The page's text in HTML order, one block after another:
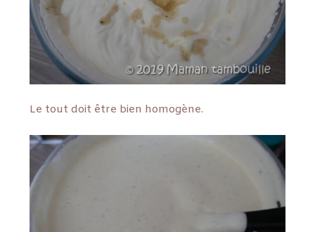
Le tout doit être bien homogène.